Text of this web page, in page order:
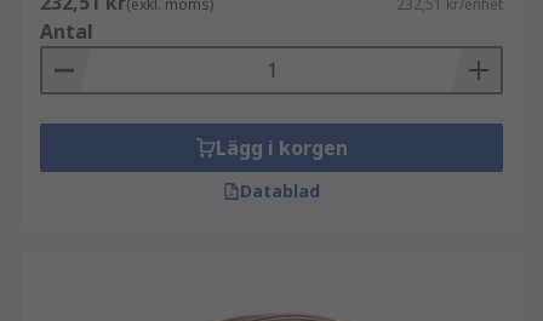
(exkl. moms) 232,51 kr/enhet
Antal
Lägg i korgen
Datablad